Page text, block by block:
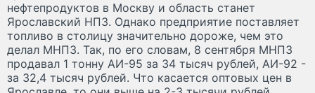
нефтепродуктов в Москву и область станет
Ярославский НПЗ. Однако предприятие поставляет
топливо в столицу значительно дороже, чем это
делал МНПЗ. Так, по его словам, 8 сентября МНПЗ
продавал 1 тонну АИ-95 за 34 тысяч рублей, АИ-92 -
за 32,4 тысяч рублей. Что касается оптовых цен в